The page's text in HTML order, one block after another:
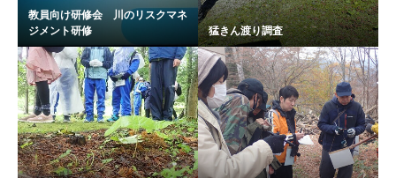
教員向け研修会 川のリスクマネ
ジメント研修
猛きん渡り調査